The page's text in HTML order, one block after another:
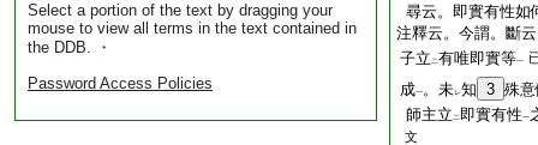
Select a portion of the text by dragging your
mouse to view all terms in the text contained in
the DDB. ・
Password Access Policies
尋云。即實有性如
注釋云。今謂。斷
子立 二有唯即實等一
成一。未レ知 3 殊
師主立 二 即實有性一
文